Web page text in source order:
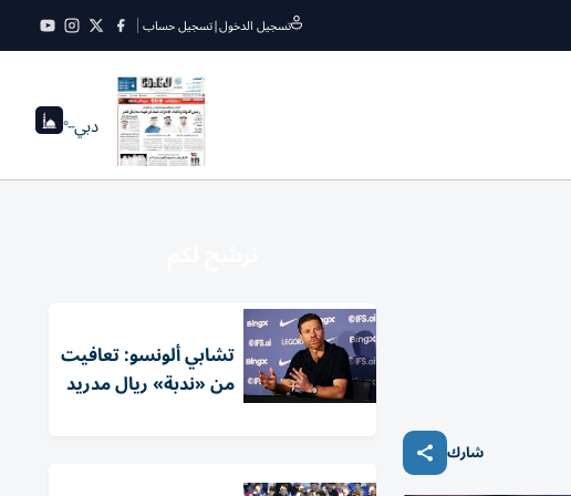
تسجيل الدخول|تسجيل حساب
دبي--°
شارك
تشابي ألونسو: تعافيت
من «ندبة» ريال مدريد